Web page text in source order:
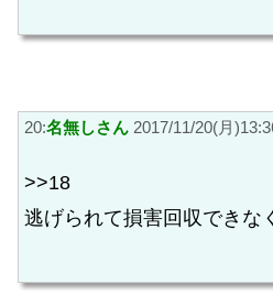
20:名無しさん 2017/11/20(月
>>18
逃げられて損害回収できな